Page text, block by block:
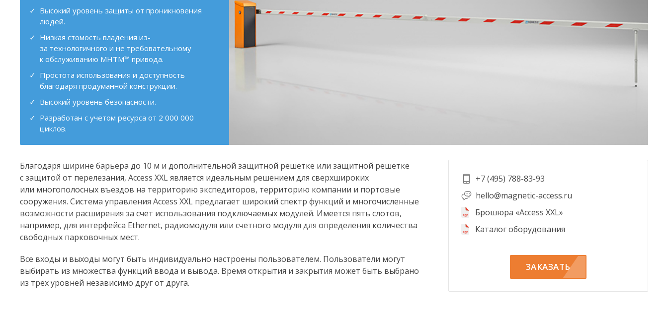
Высокий уровень защиты от проникновения
людей.
Низкая стомость владения из-
за технологичного и не требовательному
к обслуживанию MHTM™ привода.
Простота использования и доступность
благодаря продуманной конструкции.
Высокий уровень безопасности.
Разработан с учетом ресурса от 2 000 000
циклов.
+7 (495) 788-83-93
hello@magnetic-access.ru
Брошюра «Access XXL»
Каталог оборудования
ЗАКАЗАТЬ
Благодаря ширине барьера до 10 м и дополнительной защитной решетке или защитной решетке
с защитой от перелезания, Access XXL является идеальным решением для сверхшироких
или многополосных въездов на территорию экспедиторов, территорию компании и портовые
сооружения. Система управления Access XXL предлагает широкий спектр функций и многочисленные
возможности расширения за счет использования подключаемых модулей. Имеется пять слотов,
например, для интерфейса Ethernet, радиомодуля или счетного модуля для определения количества
свободных парковочных мест.
Все входы и выходы могут быть индивидуально настроены пользователем. Пользователи могут
выбирать из множества функций ввода и вывода. Время открытия и закрытия может быть выбрано
из трех уровней независимо друг от друга.